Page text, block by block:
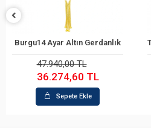
Sepete Ekle
Burgu14 Ayar Altın Gerdanlık
47.940,00 TL
36.274,60 TL
Sepete Ekle